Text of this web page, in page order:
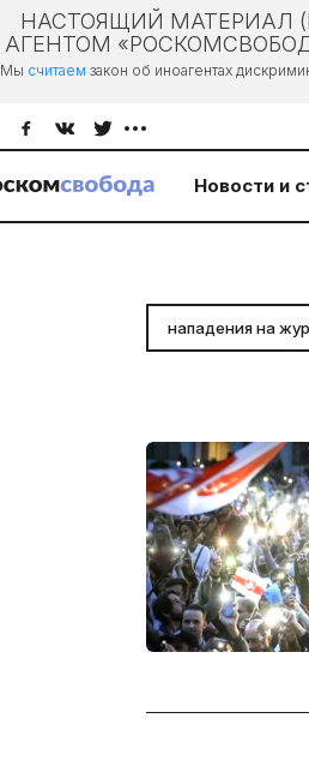
НАСТОЯЩИЙ МАТЕРИАЛ
АГЕНТОМ
Мы считаем закон об иноагентах
Новости и